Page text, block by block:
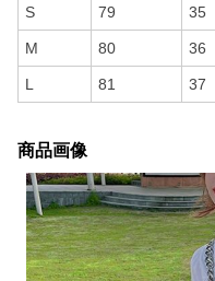
S 79 35
M 80 36
L 81 37
商品画像